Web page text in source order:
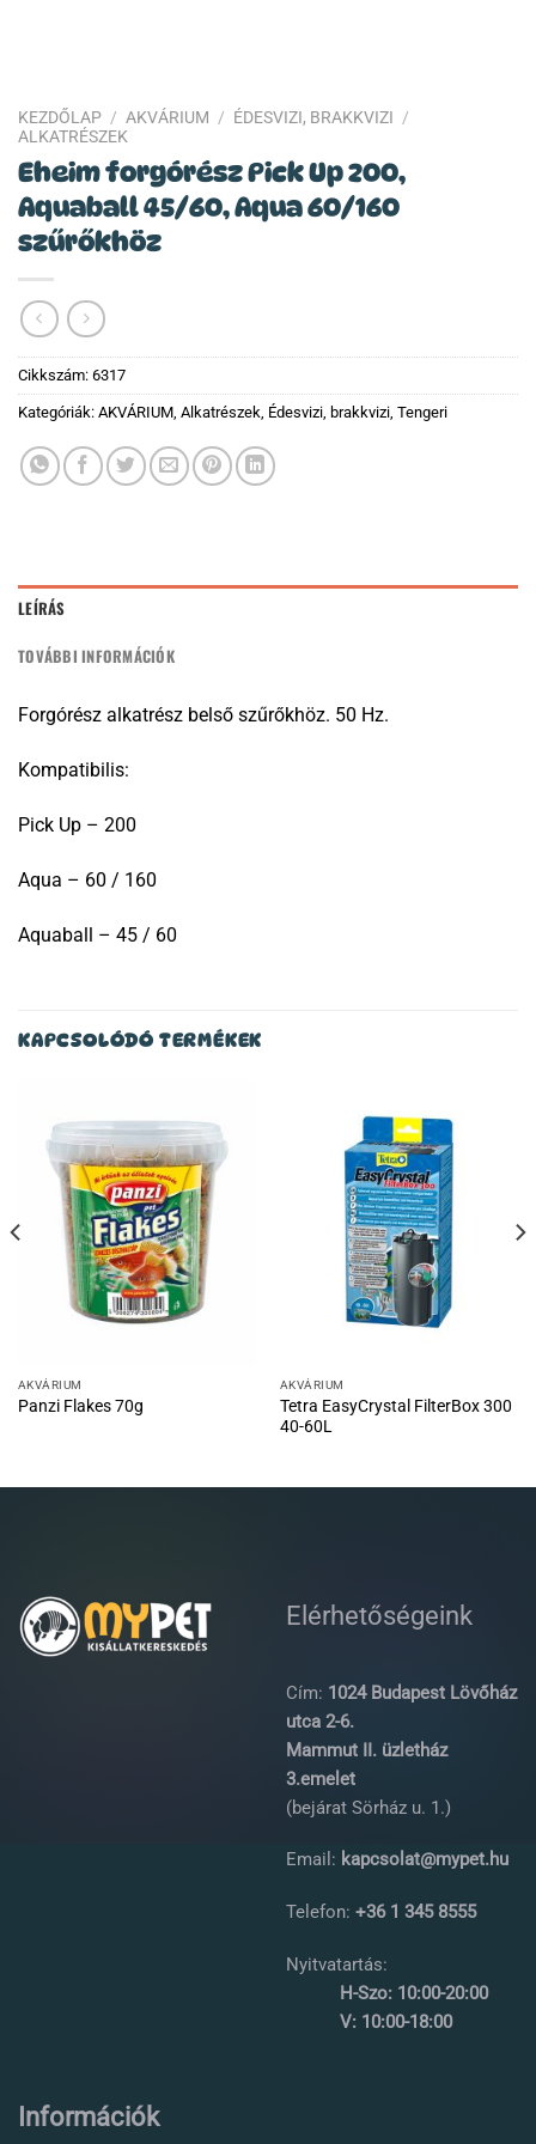
KEZDŐLAP / AKVÁRIUM / ÉDESVIZI, BRAKKVIZI /
ALKATRÉSZEK
Eheim forgórész Pick Up 200,
Aquaball 45/60, Aqua 60/160
szűrőkhöz
Cikkszám: 6317
Kategóriák: AKVÁRIUM, Alkatrészek, Édesvizi, brakkvizi, Tengeri
LEÍRÁS
TOVÁBBI INFORMÁCIÓK
Forgórész alkatrész belső szűrőkhöz. 50 Hz.
Kompatibilis:
Pick Up – 200
Aqua – 60 / 160
Aquaball – 45 / 60
KAPCSOLÓDÓ TERMÉKEK
AKVÁRIUM
Panzi Flakes 70g
AKVÁRIUM
Tetra EasyCrystal FilterBox 300
40-60L
Elérhetőségeink
Cím: 1024 Budapest Lövőház
utca 2-6.
Mammut II. üzletház
3.emelet
(bejárat Sörház u. 1.)
Email: kapcsolat@mypet.hu
Telefon: +36 1 345 8555
Nyitvatartás:
H-Szo: 10:00-20:00
V: 10:00-18:00
Információk